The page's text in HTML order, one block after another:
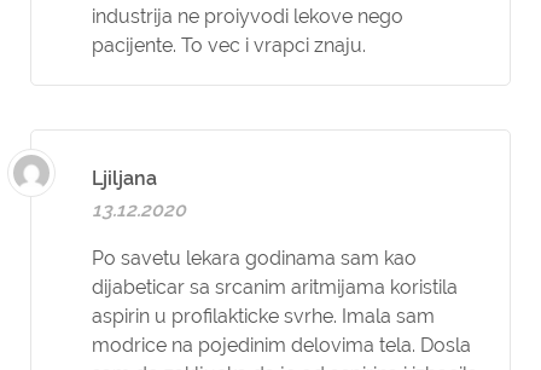
industrija ne proiyvodi lekove nego
pacijente. To vec i vrapci znaju.
Ljiljana
13.12.2020
Po savetu lekara godinama sam kao
dijabeticar sa srcanim aritmijama koristila
aspirin u profilakticke svrhe. Imala sam
modrice na pojedinim delovima tela. Dosla